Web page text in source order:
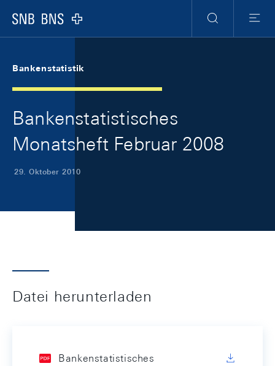
Logo
Suche
Menu
Bankenstatistik
Bankenstatistisches
Monatsheft Februar 2008
29. Oktober 2010
Datei herunterladen
Bankenstatistisches